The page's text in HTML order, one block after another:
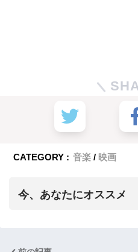
CATEGORY : 音楽 映画
今、あなたにオススメ